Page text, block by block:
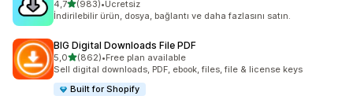
4,75 yıldız üzerinden
(983)
toplam 983 değerlendirme
•Ücretsiz
İndirilebilir ürün, dosya, bağlantı ve daha fazlasını satın.
BIG Digital Downloads File PDF
5,05 yıldız üzerinden
(862)
toplam 862 değerlendirme
•Free plan available
Sell digital downloads, PDF, ebook, files, file & license keys
Built for Shopify